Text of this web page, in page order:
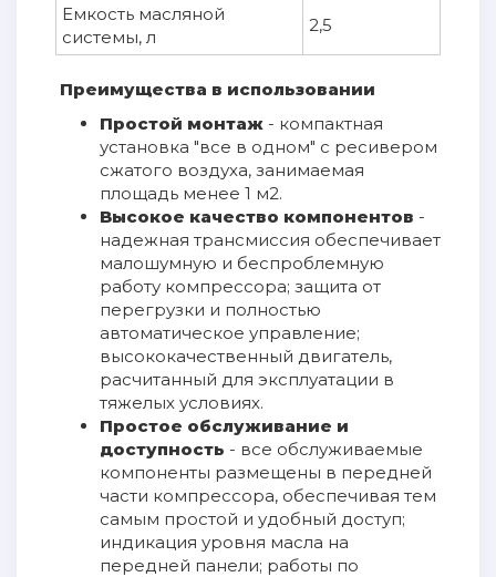
Емкость масляной
системы, л
2,5
Преимущества в использовании
Простой монтаж - компактная
установка "все в одном" с ресивером
сжатого воздуха, занимаемая
площадь менее 1 м2.
Высокое качество компонентов -
надежная трансмиссия обеспечивает
малошумную и беспроблемную
работу компрессора; защита от
перегрузки и полностью
автоматическое управление;
высококачественный двигатель,
расчитанный для эксплуатации в
тяжелых условиях.
Простое обслуживание и
доступность - все обслуживаемые
компоненты размещены в передней
части компрессора, обеспечивая тем
самым простой и удобный доступ;
индикация уровня масла на
передней панели; работы по